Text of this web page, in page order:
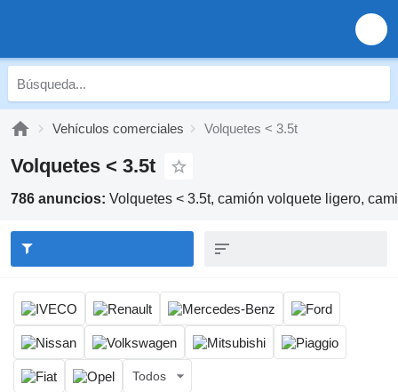
Vehículos comerciales Volquetes < 3.5t
Volquetes < 3.5t
786 anuncios: Volquetes < 3.5t, camión volquete ligero,
Todos